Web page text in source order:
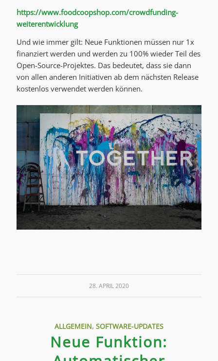
https://www.foodcoopshop.com/crowdfunding-
weiterentwicklung
Und wie immer gilt: Neue Funktionen müssen nur 1x
finanziert werden und werden zu 100% wieder Teil des
Open-Source-Projektes. Das bedeutet, dass sie dann
von allen anderen Initiativen ab dem nächsten Release
kostenlos verwendet werden können.
28. APRIL 2020
ALLGEMEIN, SOFTWARE-UPDATES
Neue Funktion: